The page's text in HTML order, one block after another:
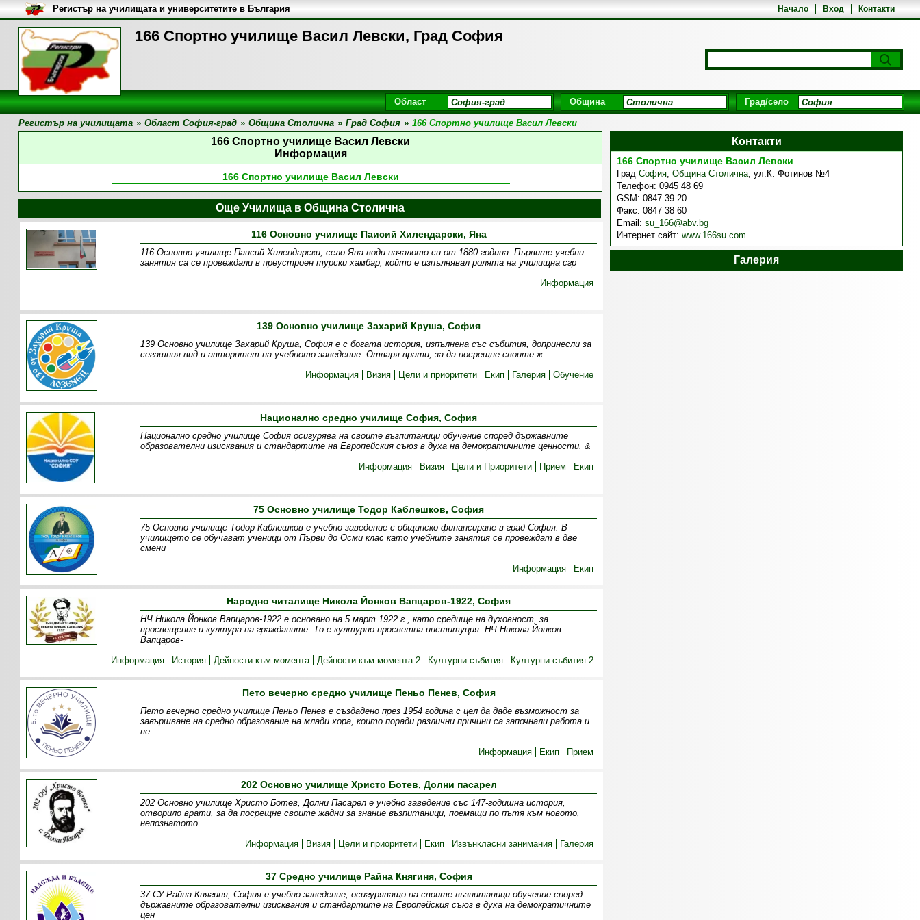
166 Спортно училище Васил Левски, Град София
Начало Вход Контакти
Регистър на училищата и университетите в България
Област Община Град/село
Регистър на училищата » Област София-град » Община Столична » Град София » 166 Спортно училище Васил Левски
166 Спортно училище Васил Левски
Информация
166 Спортно училище Васил Левски
Контакти
166 Спортно училище Васил Левски
Град София, Община Столична, ул.К. Фотинов №4
Телефон: 0945 48 69
GSM: 0847 39 20
Факс: 0847 38 60
Email: su_166@abv.bg
Интернет сайт: www.166su.com
Галерия
Още Училища в Община Столична
116 Основно училище Паисий Хилендарски, Яна
116 Основно училище Паисий Хилендарски, село Яна води началото си от 1880 година. Първите учебни
занятия са се провеждали в преустроен турски хамбар, който е изпълнявал ролята на училищна сгр
Информация
139 Основно училище Захарий Круша, София
139 Основно училище Захарий Круша, София е с богата история, изпълнена със събития, допринесли за
сегашния вид и авторитет на учебното заведение. Отваря врати, за да посрещне своите ж
Информация
Визия Цели и приоритети Екип Галерия Обучение
Национално средно училище София, София
Национално средно училище София осигурява на своите възпитаници обучение според държавните
образователни изисквания и стандартите на Европейския съюз в духа на демократичните ценности. &
Информация
Визия Цели и Приоритети Прием Екип
75 Основно училище Тодор Каблешков, София
75 Основно училище Тодор Каблешков е учебно заведение с общинско финансиране в град София. В
училището се обучават ученици от Първи до Осми клас като учебните занятия се провеждат в две
смени
Информация
Екип
Народно читалище Никола Йонков Вапцаров-1922, София
НЧ Никола Йонков Вапцаров-1922 е основано на 5 март 1922 г., като средище на духовност, за
просвещение и култура на гражданите. То е културно-просветна институция. НЧ Никола Йонков
Вапцаров-
Информация
История Дейности към момента Дейности към момента 2 Културни събития Културни събития 2
Пето вечерно средно училище Пеньо Пенев, София
Пето вечерно средно училище Пеньо Пенев е създадено през 1954 година с цел да даде възможност за
завършване на средно образование на млади хора, които поради различни причини са започнали работа и
не
Информация
Екип Прием
202 Основно училище Христо Ботев, Долни пасарел
202 Основно училище Христо Ботев, Долни Пасарел е учебно заведение със 147-годишна история,
отворило врати, за да посрещне своите жадни за знание възпитаници, поемащи по пътя към новото,
непознатото
Информация
Визия Цели и приоритети Екип Извънкласни занимания Галерия
37 Средно училище Райна Княгиня, София
37 СУ Райна Княгиня, София е учебно заведение, осигуряващо на своите възпитаници обучение според
държавните образователни изисквания и стандартите на Европейския съюз в духа на демократичните
цен